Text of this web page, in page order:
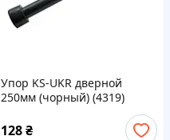
Упор KS-UKR дверной
250мм (чорный) (4319)
128₴